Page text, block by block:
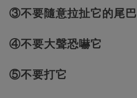
③不要隨意拉扯它的尾巴
④不要大聲恐嚇它
⑤不要打它